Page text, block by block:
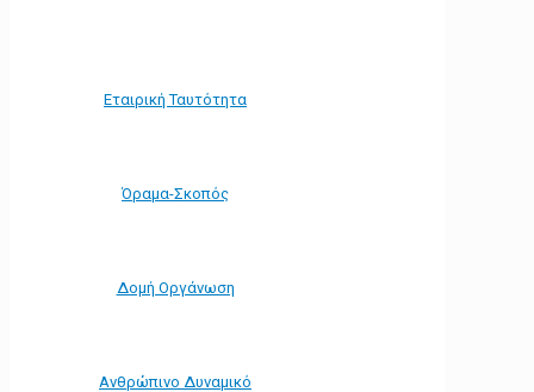
Εταιρική Ταυτότητα
Όραμα-Σκοπός
Δομή Οργάνωση
Ανθρώπινο Δυναμικό